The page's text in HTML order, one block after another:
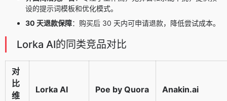
设的提示词模板和优化模式。
30 天退款保障：购买后 30 天内可申请退款，降低尝试成本。
Lorka AI的同类竞品对比
对
比
维
Lorka AI Poe by Quora Anakin.ai